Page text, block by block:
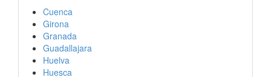
Cuenca
Girona
Granada
Guadallajara
Huelva
Huesca